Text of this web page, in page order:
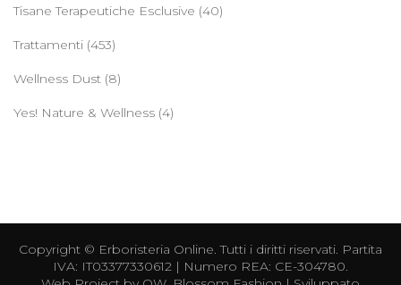
Tisane Terapeutiche Esclusive (40)
Trattamenti (453)
Wellness Dust (8)
Yes! Nature & Wellness (4)
Copyright © Erboristeria Online. Tutti i diritti riservati. Partita
IVA: IT03377330612 | Numero REA: CE-304780.